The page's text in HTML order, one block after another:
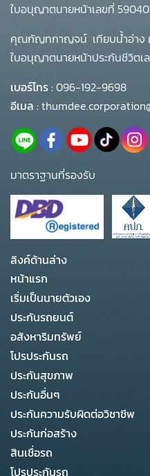
ใบอนุญาตนายหน้าเลขที่
คุณกัญทกาญจน์ เทียบน้ำอ่าง
ใบอนุญาตนายหน้าประกันชีวิต
เบอร์โทร :096-192-9698
อีเมล :
มาตราฐานที่รองรับ
ลิงค์ด้านล่าง
หน้าแรก
เริ่มเป็นนายตัวเอง
ประกันรถยนต์
อสังหาริมทรัพย์
โปรประกันรถ
ประกันสุขภาพ
ประกันอื่นๆ
ประกันความรับผิดต่อวิชาชีพ
ประกันก่อสร้าง
สินเชื่อรถ
โปรประกันรถ